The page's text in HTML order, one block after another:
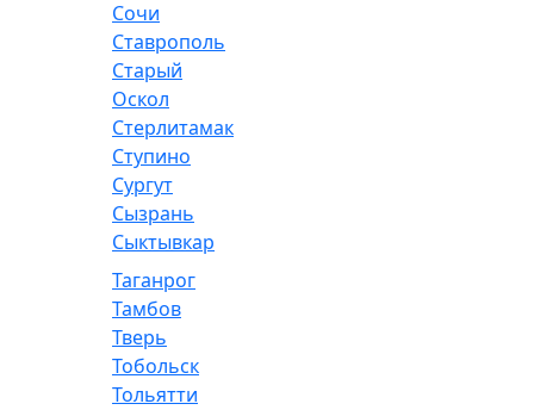
Сочи
Ставрополь
Старый
Оскол
Стерлитамак
Ступино
Сургут
Сызрань
Сыктывкар
Таганрог
Тамбов
Тверь
Тобольск
Тольятти